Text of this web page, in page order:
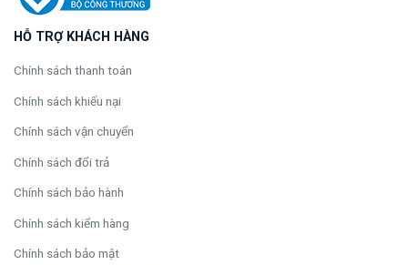
HỖ TRỢ KHÁCH HÀNG
Chính sách thanh toán
Chính sách khiếu nại
Chính sách vận chuyển
Chính sách đổi trả
Chính sách bảo hành
Chính sách kiểm hàng
Chính sách bảo mật